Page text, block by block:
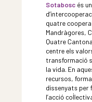
Sotabosc és
quatre
Mandràgores,
Quatre
centre els
transformació
la vida. En
recursos,
dissenyats per
l’acció